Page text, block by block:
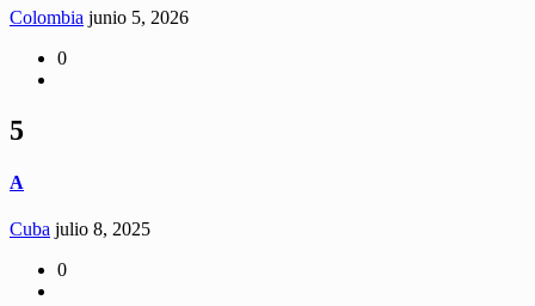
Colombia junio 5, 2026
0
5
A
Cuba julio 8, 2025
0